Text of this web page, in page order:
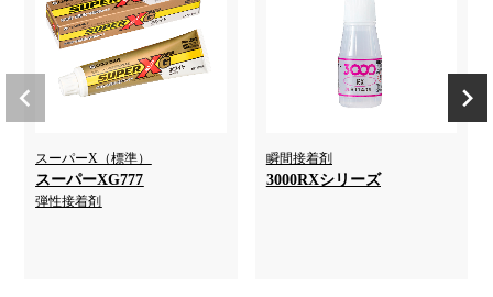
スーパーX（標準）
スーパーXG777
弾性接着剤
瞬間接着剤
3000RXシリーズ